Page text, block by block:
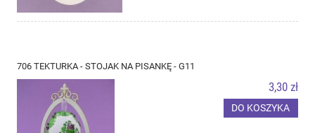
706 TEKTURKA - STOJAK NA PISANKĘ - G11
3,30 zł
DO KOSZYKA